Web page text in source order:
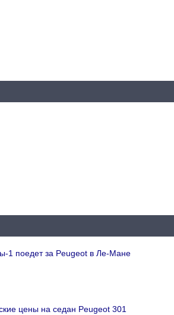
1 поедет за Peugeot в Ле-Мане
цены на седан Peugeot 301